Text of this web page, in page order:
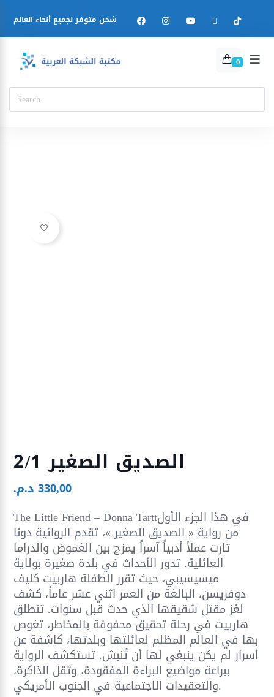
شحن متوفر لجميع أنحاء العالم
0
الصديق الصغير 2/1
330,00 د.م.
The Little Friend – Donna Tarttفي هذا الجزء الأول
من رواية « الصديق الصغير »، تقدم الروائية دونا
تارت عملاً أدبياً آسراً يمزج بين الغموض والدراما
العائلية. تدور الأحداث في بلدة صغيرة بولاية
ميسيسيبي، حيث تقرر الطفلة هارييت كليف
دوفريسن، البالغة من العمر اثني عشر عاماً، كشف
لغز مقتل شقيقها الذي حدث قبل سنوات. تنطلق
هارييت في رحلة تحقيق محفوفة بالمخاطر، تغوص
بها في العالم المظلم لعائلتها وبلدتها، كاشفة عن
أسرار لم يكن ينبغي لها أن تُنبش. تستكشف الرواية
ببراعة مواضيع البراءة المفقودة، وثقل الذاكرة،
والتعقيدات الاجتماعية في الجنوب الأمريكي.